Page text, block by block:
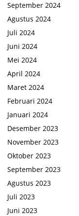
September 2024
Agustus 2024
Juli 2024
Juni 2024
Mei 2024
April 2024
Maret 2024
Februari 2024
Januari 2024
Desember 2023
November 2023
Oktober 2023
September 2023
Agustus 2023
Juli 2023
Juni 2023